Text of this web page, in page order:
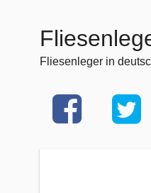
Fliesenleger in